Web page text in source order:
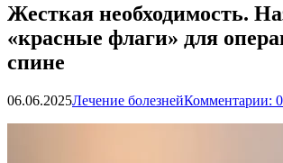
Жесткая необходимость.
«красные флаги» для
спине
06.06.2025Лечение болезнейКомментарии: 0